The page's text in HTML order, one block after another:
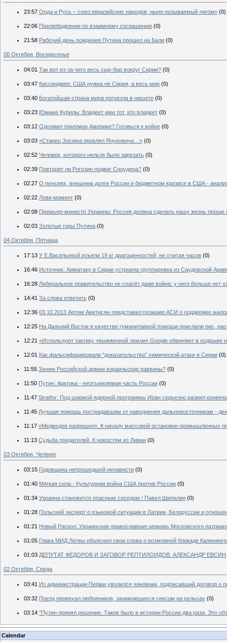
23:57 Орда и Русь – союз евразийских народов, ныне называемый «игом» (0)
22:06 Прелюбодеяние по взаимному соглашению (0)
21:58 Рабочий день рождения Путина прошел на Бали (0)
06 Октября, Воскресенье
04:01 Так вот из-за чего весь сыр-бор вокруг Сирии? (0)
03:47 Киссинджер: США нужна не Сирия, а весь мир (0)
03:40 Богатейшая страна мира погрязла в нищете (0)
03:23 Южные Курилы: Владеет ими тот, кто владеет (0)
03:12 Одолжил триллион Америке? Готовься к войне (0)
03:03 «Старец Зосима проклял Януковича…» (0)
02:52 Человек, которого нельзя было зарезать (0)
02:39 Повторит ли Рогозин подвиг Сноудена? (0)
02:27 О пенсиях, внешнем долге России и бюджетном кризисе в США -
02:22 Лови момент (0)
02:08 Премьер-министр Украины: Россия должна сделать нашу жизнь проще
02:03 Золотые горы Путина (0)
04 Октября, Пятница
17:13 У Е.Васильевой изъяли 19 кг драгоценностей, не считая часов (0)
16:46 Источник: Химатаку в Сирии устроила группировка из Саудовской
16:28 Либеральное правительство не спасёт даже война: у него больше нет
14:41 За слова ответить (0)
12:36 03.10.2013 Артем Аветисян представил позицию АСИ о поддержке
12:25 На Дальний Восток в качестве гуманитарной помощи прислали рис,
12:21 «Используют тактику «выжженной земли» Google обвиняют в подрыве
12:01 Как фальсифицировали "доказательства" химической атаки в Сирии (0)
11:55 Зачем Российской армии израильские раввины? (0)
11:50 Путин: Арктика - неотъемлемая часть России (0)
11:47 Stratfor: Под ширмой ядерной программы Иран серьезно развил
11:45 Лучшая помощь пострадавшим от наводнения дальневосточникам -
11:17 «Медведев разрешил». К началу массовой остановки промышленных
11:13 Судьба предателей. К новостям из Ливии (0)
03 Октября, Четверг
03:15 Годовщина непрошедшей ненависти (0)
01:40 Мягкая сила - Культурная война США против России (0)
01:34 Украина становится опасным соседом / Павел Шипилин (0)
01:28 Польский эксперт о языковой ситуации в Латвии, Белоруссии и
01:21 Новый Раскол: Украинская православная церковь Московского
01:05 Глава МИД Литвы объяснил свои слова о возможной блокаде
01:03 ДЕПУТАТ ФЁДОРОВ И ЗАГОВОР РЕПТИЛОИДОВ: АЛЕКСАНДР ЕВСИН
02 Октября, Среда
03:41 Из администрации Перми уволился чиновник, подписавший договор о
03:32 Поезд переехал любовников, занимавшихся сексом на рельсах (0)
03:14 "Путин принял решение. Такое было в истории России два раза. Это
Calendar